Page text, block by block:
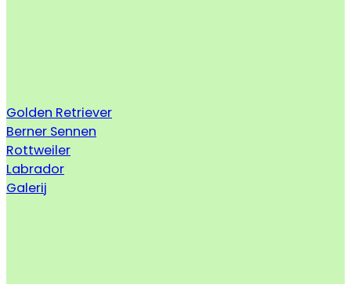
Golden Retriever
Berner Sennen
Rottweiler
Labrador
Galerij